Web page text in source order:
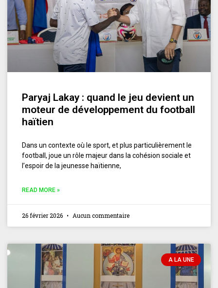
Paryaj Lakay : quand le jeu devient un
moteur de développement du football
haïtien
Dans un contexte où le sport, et plus particulièrement le
football, joue un rôle majeur dans la cohésion sociale et
l’espoir de la jeunesse haïtienne,
READ MORE »
26 février 2026 Aucun commentaire
A LA UNE